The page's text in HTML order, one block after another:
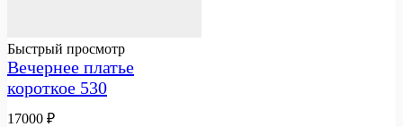
Быстрый просмотр
Вечернее платье
короткое 530
17000 ₽